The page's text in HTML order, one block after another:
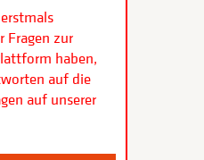
Fragen zur
haben,
auf die
auf unserer